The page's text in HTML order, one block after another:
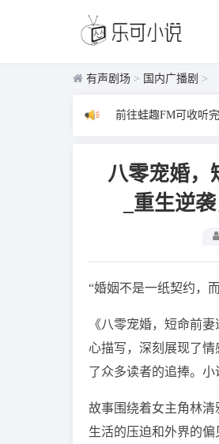
有声剧场 > 国内广播剧 >
前往蛙趣FM可收听
八零宠婚，
_重生逆
“婚姻不是一纸契约，
《八零宠婚，短命前
心描写，深刻展现了
了众多读者的追捧。
故事围绕着女主角林
生活的压迫和外界的